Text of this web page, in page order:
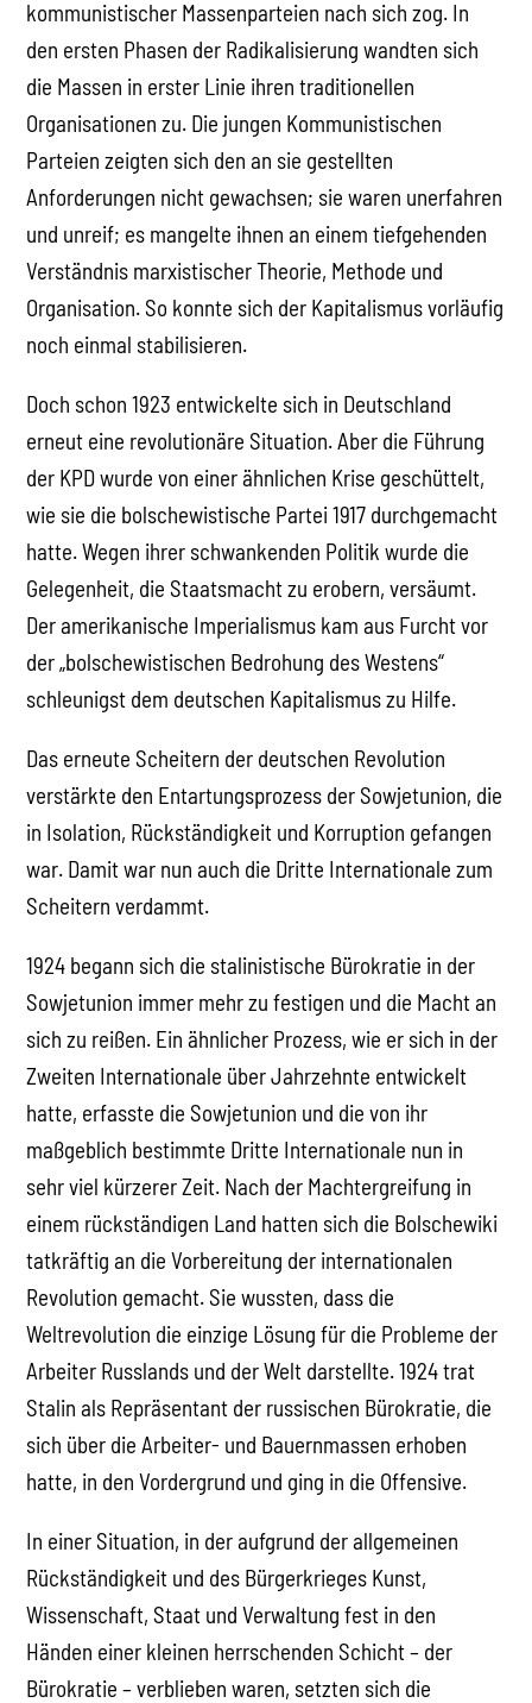
kommunistischer Massenparteien nach sich zog. In
den ersten Phasen der Radikalisierung wandten sich
die Massen in erster Linie ihren traditionellen
Organisationen zu. Die jungen Kommunistischen
Parteien zeigten sich den an sie gestellten
Anforderungen nicht gewachsen; sie waren unerfahren
und unreif; es mangelte ihnen an einem tiefgehenden
Verständnis marxistischer Theorie, Methode und
Organisation. So konnte sich der Kapitalismus vorläufig
noch einmal stabilisieren.
Doch schon 1923 entwickelte sich in Deutschland
erneut eine revolutionäre Situation. Aber die Führung
der KPD wurde von einer ähnlichen Krise geschüttelt,
wie sie die bolschewistische Partei 1917 durchgemacht
hatte. Wegen ihrer schwankenden Politik wurde die
Gelegenheit, die Staatsmacht zu erobern, versäumt.
Der amerikanische Imperialismus kam aus Furcht vor
der „bolschewistischen Bedrohung des Westens“
schleunigst dem deutschen Kapitalismus zu Hilfe.
Das erneute Scheitern der deutschen Revolution
verstärkte den Entartungsprozess der Sowjetunion, die
in Isolation, Rückständigkeit und Korruption gefangen
war. Damit war nun auch die Dritte Internationale zum
Scheitern verdammt.
1924 begann sich die stalinistische Bürokratie in der
Sowjetunion immer mehr zu festigen und die Macht an
sich zu reißen. Ein ähnlicher Prozess, wie er sich in der
Zweiten Internationale über Jahrzehnte entwickelt
hatte, erfasste die Sowjetunion und die von ihr
maßgeblich bestimmte Dritte Internationale nun in
sehr viel kürzerer Zeit. Nach der Machtergreifung in
einem rückständigen Land hatten sich die Bolschewiki
tatkräftig an die Vorbereitung der internationalen
Revolution gemacht. Sie wussten, dass die
Weltrevolution die einzige Lösung für die Probleme der
Arbeiter Russlands und der Welt darstellte. 1924 trat
Stalin als Repräsentant der russischen Bürokratie, die
sich über die Arbeiter- und Bauernmassen erhoben
hatte, in den Vordergrund und ging in die Offensive.
In einer Situation, in der aufgrund der allgemeinen
Rückständigkeit und des Bürgerkrieges Kunst,
Wissenschaft, Staat und Verwaltung fest in den
Händen einer kleinen herrschenden Schicht – der
Bürokratie – verblieben waren, setzten sich die